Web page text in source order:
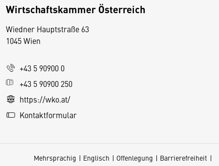
Wirtschaftskammer Österreich
Wiedner Hauptstraße 63
1045 Wien
+43 5 90900 0
+43 5 90900 250
https://wko.at/
Kontaktformular
Mehrsprachig Englisch Offenlegung
Barrierefreiheit
D
s
e
S
e